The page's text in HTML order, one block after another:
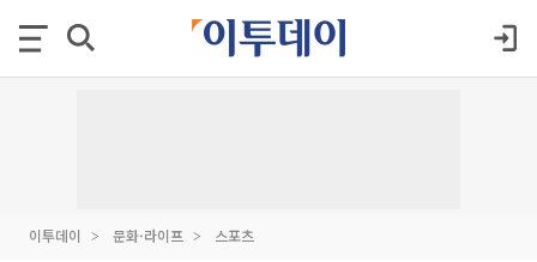
이투데이 문화·라이프 스포츠